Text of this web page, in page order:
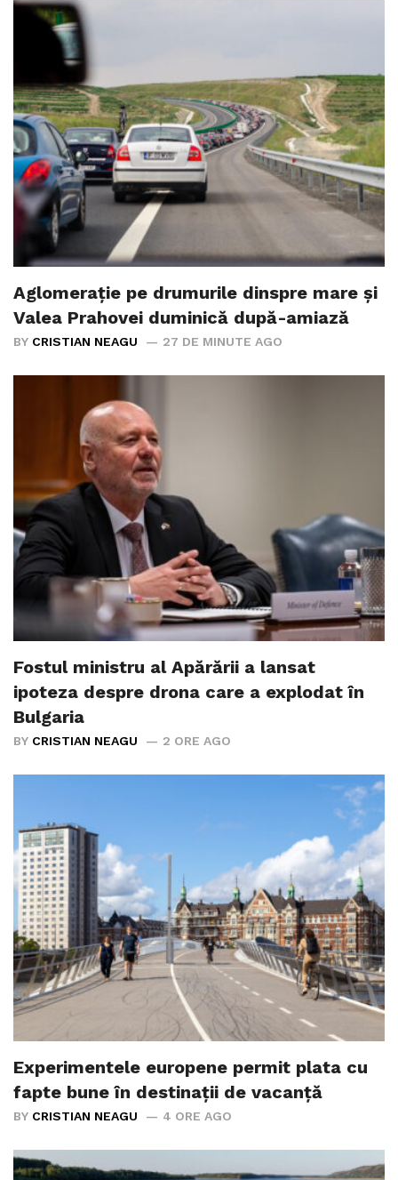
Aglomerație pe drumurile dinspre mare și
Valea Prahovei duminică după-amiază
BY CRISTIAN NEAGU 27 DE MINUTE AGO
Fostul ministru al Apărării a lansat
ipoteza despre drona care a explodat în
Bulgaria
BY CRISTIAN NEAGU 2 ORE AGO
Experimentele europene permit plata cu
fapte bune în destinații de vacanță
BY CRISTIAN NEAGU 4 ORE AGO